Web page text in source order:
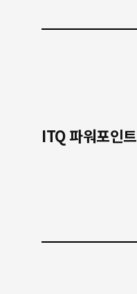
ITQ 파워포인트